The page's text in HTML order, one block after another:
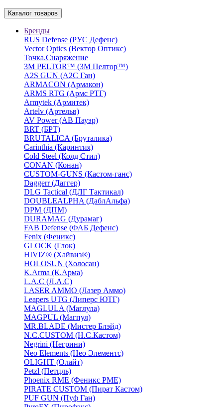
Каталог товаров
Бренды
RUS Defense (РУС Дефенс)
Vector Optics (Вектор Оптикc)
Точка.Снаряжение
3М PELTOR™ (3М Пелтор™)
A2S GUN (А2С Ган)
ARMACON (Армакон)
ARMS RTG (Армс РТГ)
Armytek (Армитек)
Artelv (Артельв)
AV Power (АВ Пауэр)
BRT (БРТ)
BRUTALICA (Бруталика)
Carinthia (Каринтия)
Cold Steel (Колд Стил)
CONAN (Конан)
CUSTOM-GUNS (Кастом-ганс)
Daggerr (Даггер)
DLG Tactical (ДЛГ Тактикал)
DOUBLEALPHA (ДаблАльфа)
DPM (ДПМ)
DURAMAG (Дурамаг)
FAB Defense (ФАБ Дефенс)
Fenix (Феникс)
GLOCK (Глок)
HIVIZ® (Хайвиз®)
HOLOSUN (Холосан)
K.Arma (К.Арма)
L.A.C (Л.А.С)
LASER AMMO (Лазер Аммо)
Leapers UTG (Липерс ЮТГ)
MAGLULA (Маглула)
MAGPUL (Магпул)
MR.BLADE (Мистер Блэйд)
N.C.CUSTOM (Н.С.Кастом)
Negrini (Негрини)
Neo Elements (Нео Элементс)
OLIGHT (Олайт)
Petzl (Петцль)
Phoenix RME (Феникс РМЕ)
PIRATE CUSTOM (Пират Кастом)
PUF GUN (Пуф Ган)